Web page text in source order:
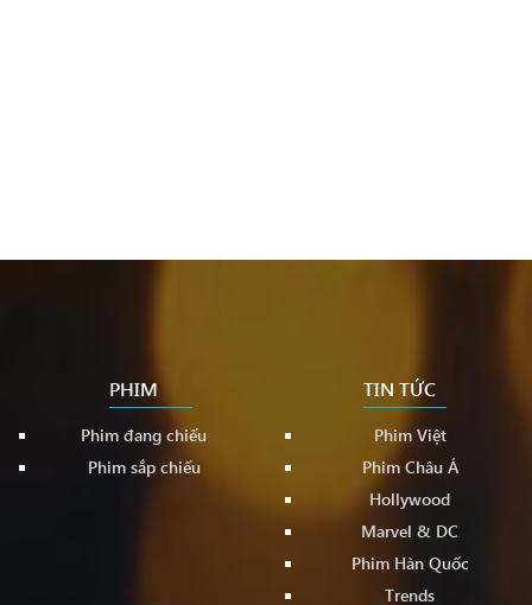
PHIM
Phim đang chiếu
Phim sắp chiếu
TIN TỨC
Phim Việt
Phim Châu Á
Hollywood
Marvel & DC
Phim Hàn Quốc
Trends